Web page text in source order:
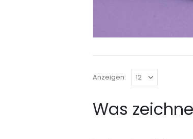
Anzeigen:
Was